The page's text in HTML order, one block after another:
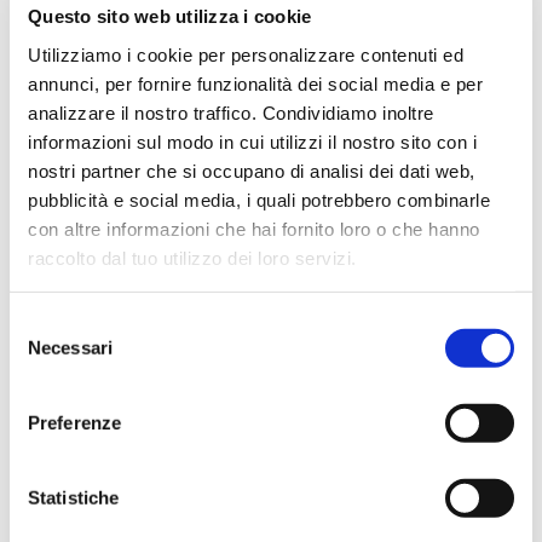
Questo sito web utilizza i cookie
Utilizziamo i cookie per personalizzare contenuti ed
annunci, per fornire funzionalità dei social media e per
analizzare il nostro traffico. Condividiamo inoltre
informazioni sul modo in cui utilizzi il nostro sito con i
nostri partner che si occupano di analisi dei dati web,
pubblicità e social media, i quali potrebbero combinarle
con altre informazioni che hai fornito loro o che hanno
raccolto dal tuo utilizzo dei loro servizi.
delNecessari
Preferenze
Statistiche
puntuale e cordiale, spedizione rapida e prodotti
effettivamente disponibili come indicato sul sito, senza
sorprese o ritardi. Servizio affidabile e professionale.
Negozio assolutamente consigliato, acqui..
Ciro Pio Donnarumma
4 mesi fa
Ho acquistato un Selmer Super Action 80 serie I da
Biasin e sono rimasto davvero super soddisfatto. Il sax
è arrivato in condizioni impeccabili, perfettamente
imballato e conforme alla descrizione. Il negozio si è